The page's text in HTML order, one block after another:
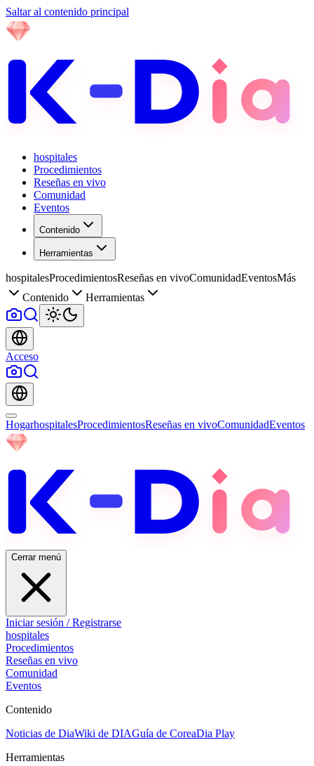
Saltar al contenido principal
hospitales
Procedimientos
Reseñas en vivo
Comunidad
Eventos
Contenido
Herramientas
hospitalesProcedimientosReseñas en vivoComunidadEventosMás
Contenido
Herramientas
Acceso
HogarhospitalesProcedimientosReseñas en vivoComunidadEventos
Cerrar menú
Iniciar sesión / Registrarse
hospitales
Procedimientos
Reseñas en vivo
Comunidad
Eventos
Contenido
Noticias de DiaWiki de DIAGuía de CoreaDia Play
Herramientas